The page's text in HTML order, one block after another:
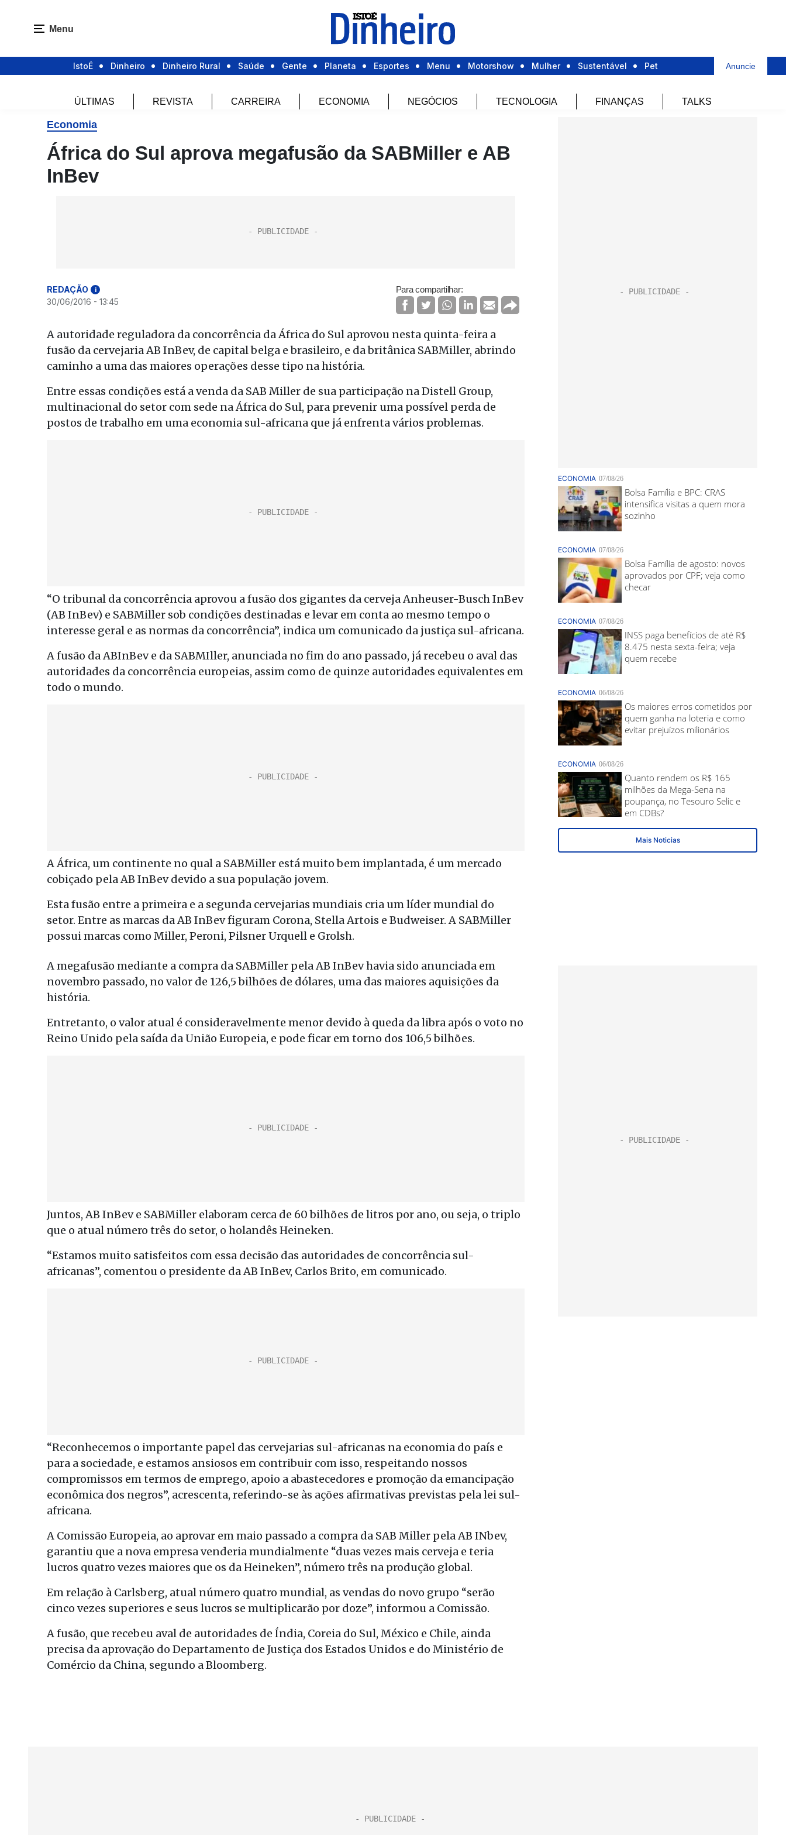
Menu
IstoÉ Dinheiro Dinheiro Rural Saúde Gente Planeta Esportes Menu Motorshow Mulher Sustentável Pet Anuncie
ÚLTIMAS REVISTA CARREIRA ECONOMIA NEGÓCIOS TECNOLOGIA FINANÇAS TALKS
Economia
África do Sul aprova megafusão da SABMiller e AB
InBev
REDAÇÃO i
30/06/2016 - 13:45
Para compartilhar:
A autoridade reguladora da concorrência da África do Sul aprovou nesta quinta-feira a
fusão da cervejaria AB InBev, de capital belga e brasileiro, e da britânica SABMiller, abrindo
caminho a uma das maiores operações desse tipo na história.
Entre essas condições está a venda da SAB Miller de sua participação na Distell Group,
multinacional do setor com sede na África do Sul, para prevenir uma possível perda de
postos de trabalho em uma economia sul-africana que já enfrenta vários problemas.
“O tribunal da concorrência aprovou a fusão dos gigantes da cerveja Anheuser-Busch InBev
(AB InBev) e SABMiller sob condições destinadas e levar em conta ao mesmo tempo o
interesse geral e as normas da concorrência”, indica um comunicado da justiça sul-africana.
A fusão da ABInBev e da SABMIller, anunciada no fim do ano passado, já recebeu o aval das
autoridades da concorrência europeias, assim como de quinze autoridades equivalentes em
todo o mundo.
A África, um continente no qual a SABMiller está muito bem implantada, é um mercado
cobiçado pela AB InBev devido a sua população jovem.
Esta fusão entre a primeira e a segunda cervejarias mundiais cria um líder mundial do
setor. Entre as marcas da AB InBev figuram Corona, Stella Artois e Budweiser. A SABMiller
possui marcas como Miller, Peroni, Pilsner Urquell e Grolsh.
A megafusão mediante a compra da SABMiller pela AB InBev havia sido anunciada em
novembro passado, no valor de 126,5 bilhões de dólares, uma das maiores aquisições da
história.
Entretanto, o valor atual é consideravelmente menor devido à queda da libra após o voto no
Reino Unido pela saída da União Europeia, e pode ficar em torno dos 106,5 bilhões.
Juntos, AB InBev e SABMiller elaboram cerca de 60 bilhões de litros por ano, ou seja, o triplo
que o atual número três do setor, o holandês Heineken.
“Estamos muito satisfeitos com essa decisão das autoridades de concorrência sul-
africanas”, comentou o presidente da AB InBev, Carlos Brito, em comunicado.
“Reconhecemos o importante papel das cervejarias sul-africanas na economia do país e
para a sociedade, e estamos ansiosos em contribuir com isso, respeitando nossos
compromissos em termos de emprego, apoio a abastecedores e promoção da emancipação
econômica dos negros”, acrescenta, referindo-se às ações afirmativas previstas pela lei sul-
africana.
A Comissão Europeia, ao aprovar em maio passado a compra da SAB Miller pela AB INbev,
garantiu que a nova empresa venderia mundialmente “duas vezes mais cerveja e teria
lucros quatro vezes maiores que os da Heineken”, número três na produção global.
Em relação à Carlsberg, atual número quatro mundial, as vendas do novo grupo “serão
cinco vezes superiores e seus lucros se multiplicarão por doze”, informou a Comissão.
A fusão, que recebeu aval de autoridades de Índia, Coreia do Sul, México e Chile, ainda
precisa da aprovação do Departamento de Justiça dos Estados Unidos e do Ministério de
Comércio da China, segundo a Bloomberg.